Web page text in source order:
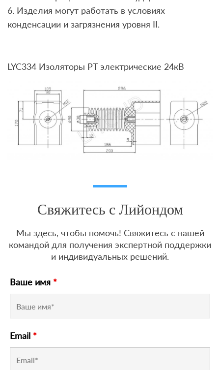
6. Изделия могут работать в условиях
конденсации и загрязнения уровня II.
LYC334 Изоляторы PT электрические 24кВ
Свяжитесь с Лийондом
Мы здесь, чтобы помочь! Свяжитесь с нашей
командой для получения экспертной поддержки
и индивидуальных решений.
Ваше имя *
Email *